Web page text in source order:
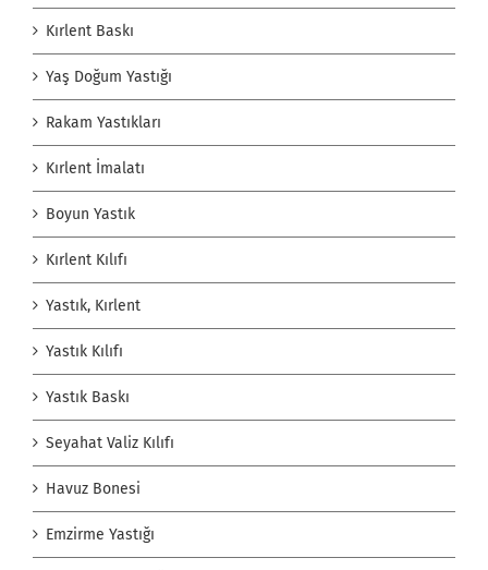
Kırlent Baskı
Yaş Doğum Yastığı
Rakam Yastıkları
Kırlent İmalatı
Boyun Yastık
Kırlent Kılıfı
Yastık, Kırlent
Yastık Kılıfı
Yastık Baskı
Seyahat Valiz Kılıfı
Havuz Bonesi
Emzirme Yastığı